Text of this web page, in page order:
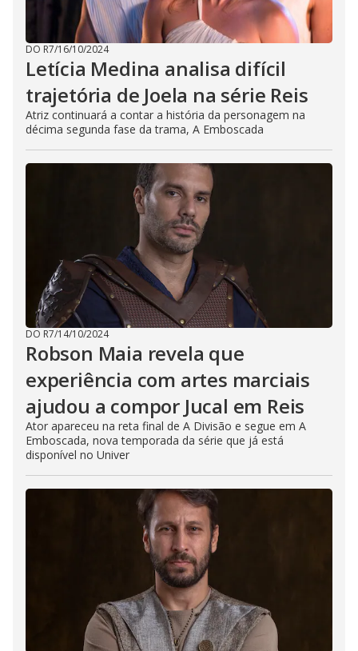
DO R7/16/10/2024
Letícia Medina analisa difícil
trajetória de Joela na série Reis
Atriz continuará a contar a história da personagem na
décima segunda fase da trama, A Emboscada
DO R7/14/10/2024
Robson Maia revela que
experiência com artes marciais
ajudou a compor Jucal em Reis
Ator apareceu na reta final de A Divisão e segue em A
Emboscada, nova temporada da série que já está
disponível no Univer